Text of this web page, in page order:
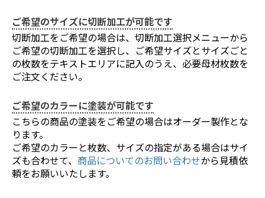
ご希望のサイズに切断加工が可能です
切断加工をご希望の場合は、切断加工選択メニューから
ご希望の切断加工を選択し、ご希望サイズとサイズごと
の枚数をテキストエリアに記入のうえ、必要母材枚数を
ご注文ください。
ご希望のカラーに塗装が可能です
こちらの商品の塗装をご希望の場合はオーダー製作とな
ります。
ご希望のカラーと枚数、サイズの指定がある場合はサイ
ズも合わせて、 商品についてのお問い合わせから見積依
頼をお願いいたします。